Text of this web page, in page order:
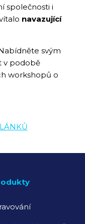
společnosti i
navazující
svým
v podobě
workshopů o